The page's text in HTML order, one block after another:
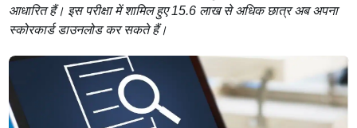
आधारित हैं। इस परीक्षा में शामिल हुए 15.6 लाख से अधिक छात्र अब अपना
स्कोरकार्ड डाउनलोड कर सकते हैं।